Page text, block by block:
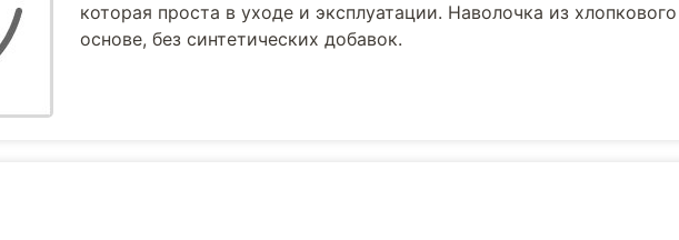
которая проста в уходе и эксплуатации. Наволочка из
основе, без синтетических добавок.